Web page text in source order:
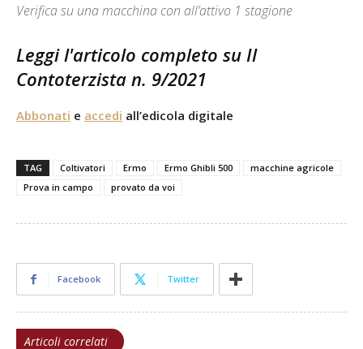
Verifica su una macchina con all’attivo 1 stagione
Leggi l'articolo completo su Il
Contoterzista n. 9/2021
Abbonati e accedi all’edicola digitale
TAG Coltivatori Ermo Ermo Ghibli 500
macchine agricole
Prova in campo
provato da voi
Facebook Twitter
Articoli correlati